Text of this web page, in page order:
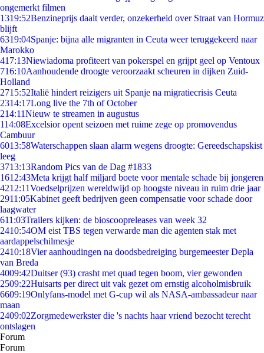
ongemerkt filmen
1319:52Benzineprijs daalt verder, onzekerheid over Straat van Hormuz
blijft
6319:04Spanje: bijna alle migranten in Ceuta weer teruggekeerd naar
Marokko
417:13Niewiadoma profiteert van pokerspel en grijpt geel op Ventoux
716:10Aanhoudende droogte veroorzaakt scheuren in dijken Zuid-
Holland
2715:52Italië hindert reizigers uit Spanje na migratiecrisis Ceuta
2314:17Long live the 7th of October
214:11Nieuw te streamen in augustus
114:08Excelsior opent seizoen met ruime zege op promovendus
Cambuur
6013:58Waterschappen slaan alarm wegens droogte: Gereedschapskist
leeg
3713:13Random Pics van de Dag #1833
1612:43Meta krijgt half miljard boete voor mentale schade bij jongeren
4212:11Voedselprijzen wereldwijd op hoogste niveau in ruim drie jaar
2911:05Kabinet geeft bedrijven geen compensatie voor schade door
laagwater
611:03Trailers kijken: de bioscoopreleases van week 32
2410:54OM eist TBS tegen verwarde man die agenten stak met
aardappelschilmesje
2410:18Vier aanhoudingen na doodsbedreiging burgemeester Depla
van Breda
4009:42Duitser (93) crasht met quad tegen boom, vier gewonden
2509:22Huisarts per direct uit vak gezet om ernstig alcoholmisbruik
6609:19Onlyfans-model met G-cup wil als NASA-ambassadeur naar
maan
2409:02Zorgmedewerkster die 's nachts haar vriend bezocht terecht
ontslagen
Forum
Forum